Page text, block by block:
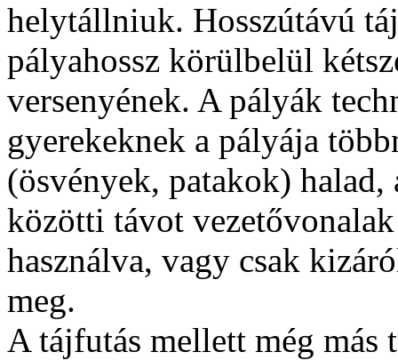
helytállniuk. Hosszútávú
pályahossz körülbelül
versenyének. A pályák
gyerekeknek a pályája
(ösvények, patakok)
közötti távot
használva, vagy csak
meg.
A tájfutás mellett még más